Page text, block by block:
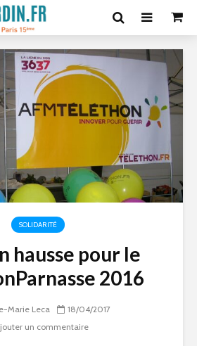
SOLIDARITÉ
hausse pour le
2016
Marie Leca
18/04/2017
un commentaire